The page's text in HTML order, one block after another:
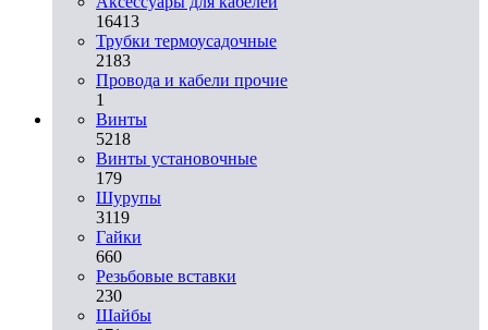
16413
Трубки термоусадочные
2183
Провода и кабели прочие
1
Винты
5218
Винты установочные
179
Шурупы
3119
Гайки
660
Резьбовые вставки
230
Шайбы